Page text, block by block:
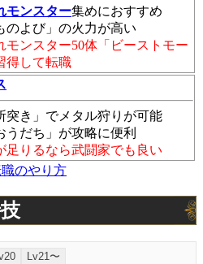
モンスター集めにおすすめ
のよび」の火力が高い
モンスター50体「ビーストモー
得して転職
突き」でメタル狩りが可能
うだち」が攻略に便利
足りるなら武闘家でも良い
のやり方
Lv21〜